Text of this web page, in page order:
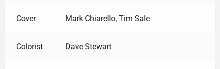
Cover Mark Chiarello, Tim Sale
Colorist Dave Stewart